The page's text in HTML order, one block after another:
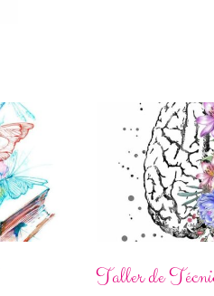
Taller de